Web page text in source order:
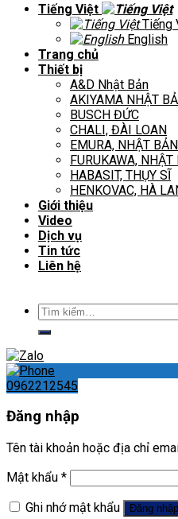
Tiếng Việt
Tiếng
English
Trang chủ
Thiết bị
A&D Nhật Bản
AKIYAMA NHẬT
BUSCH ĐỨC
CHALI, ĐÀI LOAN
EMURA, NHẬT BẢN
FURUKAWA, NHẬT
HABASIT, THỤY SĨ
HENKOVAC, HÀ
Giới thiệu
Video
Dịch vụ
Tin tức
Liên hệ
Tìm
kiếm:
0962212545
Đăng nhập
Tên tài khoản hoặc địa chỉ
Mật khẩu *
Ghi nhớ mật khẩu
Đăng nhập